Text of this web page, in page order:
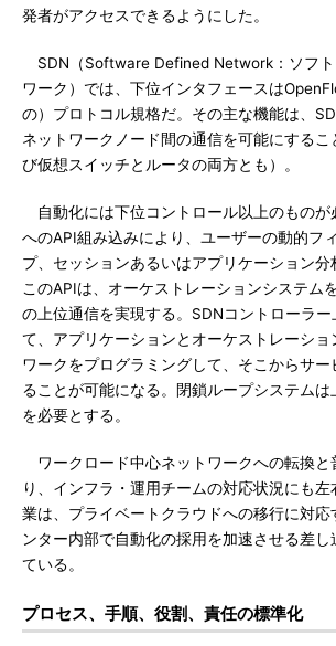
発者がアクセスできるようにした。
SDN（Software Defined Network：ソフト
ワーク）では、下位インタフェースは
の）プロトコル規格だ。その主な機能は、
ネットワークノード間の通信を可能にするこ
び仮想スイッチとルータの両方とも）。
自動化には下位コントロール以上のものが
へのAPI組み込みにより、ユーザーの動的フ
プ、セッションあるいはアプリケーション分
このAPIは、オーケストレーションシステム
の上位通信を実現する。SDNコントローラー
て、アプリケーションとオーケストレーショ
ワークをプログラミングして、そこからサー
ることが可能になる。閉鎖ループシステム
を必要とする。
ワークロード中心ネットワークへの転換と
り、インフラ・運用チームの対応状況にも
業は、プライベートクラウドへの移行に対応
ンター内部で自動化の採用を加速させる差し
ている。
プロセス、手順、役割、責任の標準化